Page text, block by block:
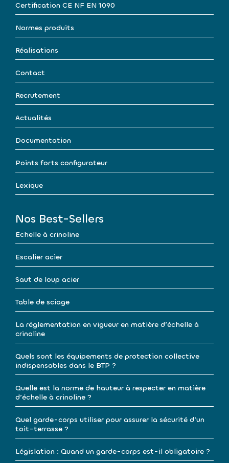
Certification CE NF EN 1090
Normes produits
Réalisations
Contact
Recrutement
Actualités
Documentation
Points forts configurateur
Lexique
Nos Best-Sellers
Echelle à crinoline
Escalier acier
Saut de loup acier
Table de sciage
La réglementation en vigueur en matière d’échelle à
crinoline
Quels sont les équipements de protection collective
indispensables dans le BTP ?
Quelle est la norme de hauteur à respecter en matière
d’échelle à crinoline ?
Quel garde-corps utiliser pour assurer la sécurité d’un
toit-terrasse ?
Législation : Quand un garde-corps est-il obligatoire ?